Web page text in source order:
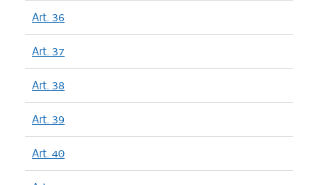
Art. 36
Art. 37
Art. 38
Art. 39
Art. 40